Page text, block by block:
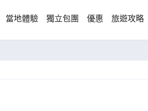
當地體驗 獨立包團 優惠 旅遊攻略